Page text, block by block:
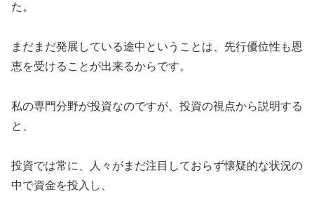
た。
まだまだ発展している途中ということは、先行優位性も恩
恵を受けることが出来るからです。
私の専門分野が投資なのですが、投資の視点から説明する
と、
投資では常に、人々がまだ注目しておらず懐疑的な状況の
中で資金を投入し、